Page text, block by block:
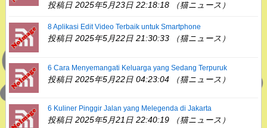
投稿日 2025年5月23日 22:18:18 （猫ニュース）
8 Aplikasi Edit Video Terbaik untuk Smartphone
投稿日 2025年5月22日 21:30:33 （猫ニュース）
6 Cara Menyemangati Keluarga yang Sedang Terpuruk
投稿日 2025年5月22日 04:23:04 （猫ニュース）
6 Kuliner Pinggir Jalan yang Melegenda di Jakarta
投稿日 2025年5月21日 22:40:19 （猫ニュース）